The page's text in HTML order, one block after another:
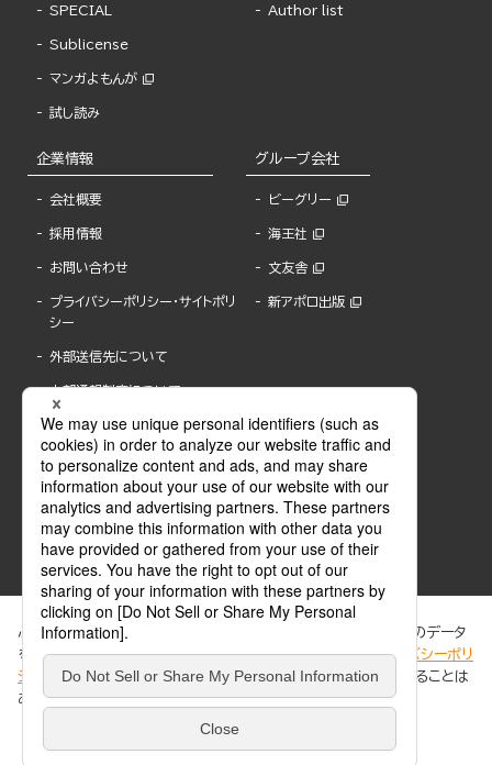
SPECIAL
Sublicense
マンガよもんが
試し読み
Author list
企業情報
会社概要
採用情報
お問い合わせ
プライバシーポリシー・サイトポリ
シー
外部送信先について
内部通報制度について
グループ会社
ビーグリー
海王社
文友舎
新アポロ出版
ABJマークは、この電子書店・電子書籍配信サービスが、著作権者からコンテンツ使用許諾を
得た正規版配信サービスであることを示す登録商標(登録番号 第6091713号)です。
ABJマークの詳細、ABJマークを掲示しているサービスの一覧はこちら。
ぶんか社が運営するサイトでは、利便性向上のためにCookie等のデータ
を使用しています。 当社のCookieについての詳細は、「プライバシーポリ
シー
」をご覧ください。当サイトでは、訪問者の個人情報を追跡することは
ありません。